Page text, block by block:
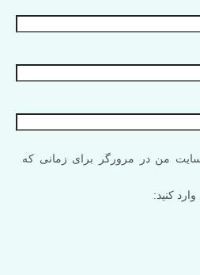
من در مرورگر برای زمانی که
کنید: